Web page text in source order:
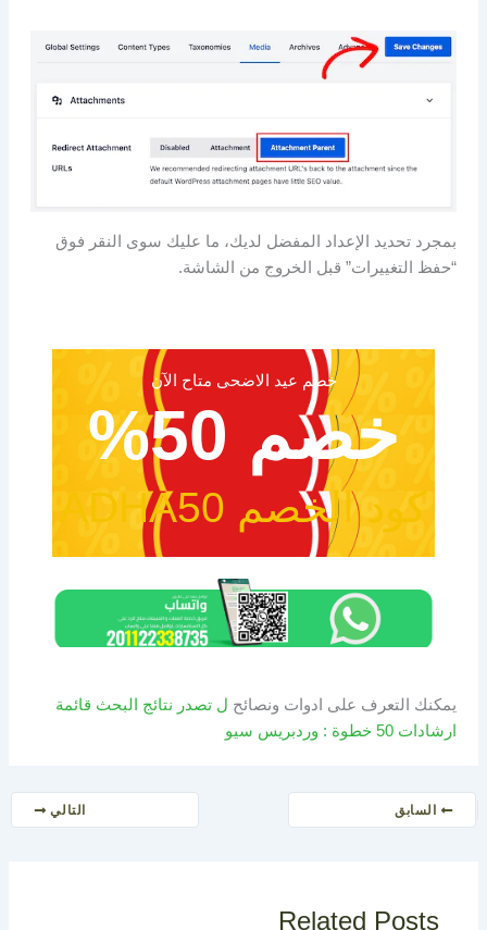
بمجرد تحديد الإعداد المفضل لديك، ما عليك سوى النقر فوق
“حفظ التغييرات” قبل الخروج من الشاشة.
خصم عيد الاضحى متاح الآن
خصم 50%
كود الخصم ADHA50
يمكنك التعرف على ادوات ونصائح ل تصدر نتائج البحث قائمة
ارشادات 50 خطوة : وردبريس سيو
السابق التالي
Related Posts